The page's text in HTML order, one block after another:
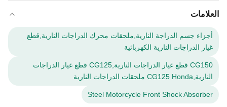
العلامات
أجزاء جسم الدراجة النارية,ملحقات محرك الدراجات النارية,قطع
غيار الدراجات النارية الكهربائية
CG150 قطع غيار الدراجات النارية,CG125 قطع غيار الدراجات
النارية,CG125 Honda ملحقات الدراجات النارية
Steel Motorcycle Front Shock Absorber